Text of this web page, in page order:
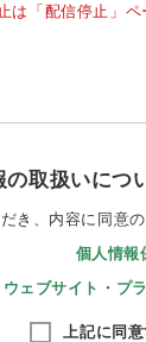
「配信停止」ペ
の取扱いにつ
き、内容に同意の
個人情報
ウェブサイト・プ
上記に同意